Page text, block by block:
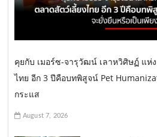
คุยกับ เมอร์ซ-จารุวัฒน์ เลาหวิศิษฏ์ แห่
ไทย อีก 3 ปีคือบทพิสูจน์ Pet
กระแส
August 7, 2026